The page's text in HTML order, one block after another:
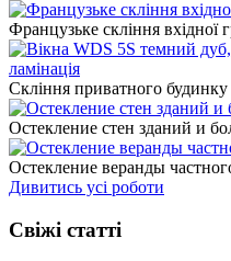
Французьке скління вхідної
Скління приватного
Остекление стен зданий и
Остекление веранды
Дивитись усі роботи
Свіжі статті